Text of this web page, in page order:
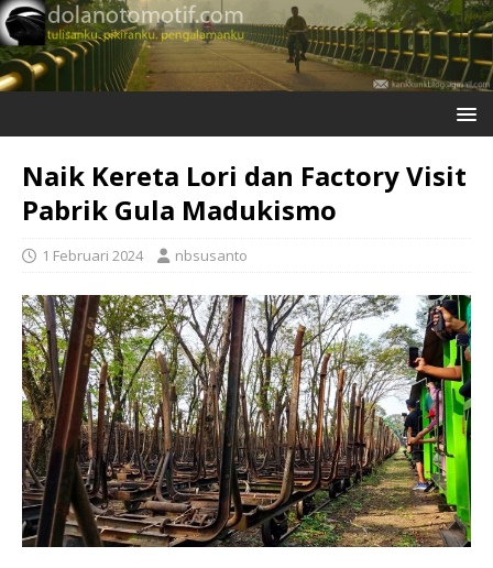
Naik Kereta Lori dan Factory Visit
Pabrik Gula Madukismo
1 Februari 2024 nbsusanto